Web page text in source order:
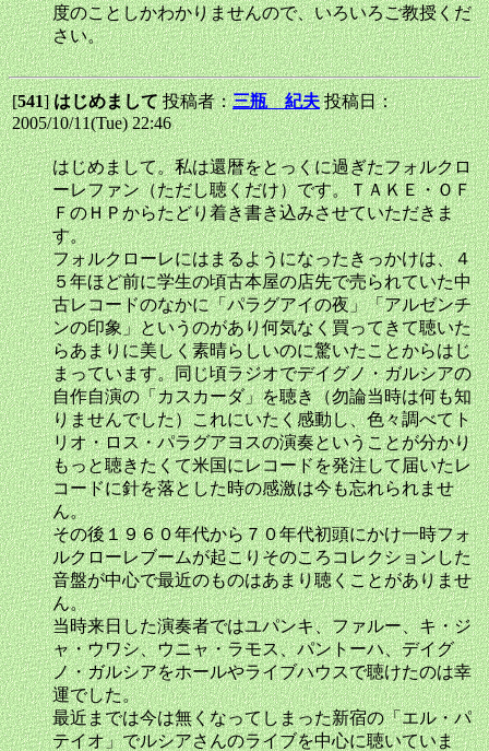
度のことしかわかりませんので、いろいろご教授くだ
さい。
[541]はじめまして投稿者：三瓶 紀夫 投稿日：
2005/10/11(Tue) 22:46
はじめまして。私は還暦をとっくに過ぎたフォルクロ
ーレファン（ただし聴くだけ）です。ＴＡＫＥ・ＯＦ
ＦのＨＰからたどり着き書き込みさせていただきま
す。
フォルクローレにはまるようになったきっかけは、４
５年ほど前に学生の頃古本屋の店先で売られていた中
古レコードのなかに「パラグアイの夜」「アルゼンチ
ンの印象」というのがあり何気なく買ってきて聴いた
らあまりに美しく素晴らしいのに驚いたことからはじ
まっています。同じ頃ラジオでデイグノ・ガルシアの
自作自演の「カスカーダ」を聴き（勿論当時は何も知
りませんでした）これにいたく感動し、色々調べてト
リオ・ロス・パラグアヨスの演奏ということが分かり
もっと聴きたくて米国にレコードを発注して届いたレ
コードに針を落とした時の感激は今も忘れられませ
ん。
その後１９６０年代から７０年代初頭にかけ一時フォ
ルクローレブームが起こりそのころコレクションした
音盤が中心で最近のものはあまり聴くことがありませ
ん。
当時来日した演奏者ではユパンキ、ファルー、キ・ジ
ャ・ウワシ、ウニャ・ラモス、パントーハ、デイグ
ノ・ガルシアをホールやライブハウスで聴けたのは幸
運でした。
最近までは今は無くなってしまった新宿の「エル・パ
テイオ」でルシアさんのライブを中心に聴いていま